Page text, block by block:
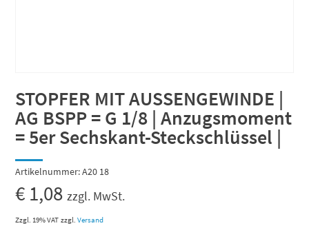
STOPFER MIT AUSSENGEWINDE |
AG BSPP = G 1/8 | Anzugsmoment
= 5er Sechskant-Steckschlüssel |
Artikelnummer:A20 18
€ 1,08 zzgl. MwSt.
Zzgl. 19% VAT zzgl.Versand